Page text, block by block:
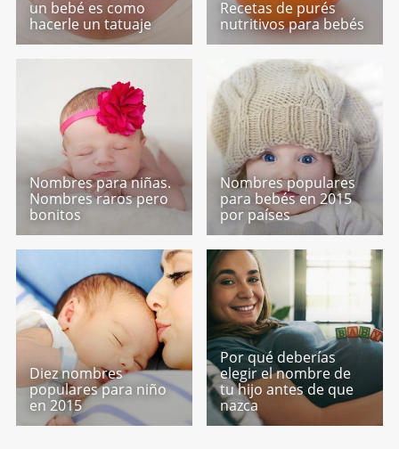
un bebé es como
hacerle un tatuaje
Recetas de purés
nutritivos para bebés
Nombres para niñas.
Nombres raros pero
bonitos
Nombres populares
para bebés en 2015
por países
Diez nombres
populares para niño
en 2015
Por qué deberías
elegir el nombre de
tu hijo antes de que
nazca